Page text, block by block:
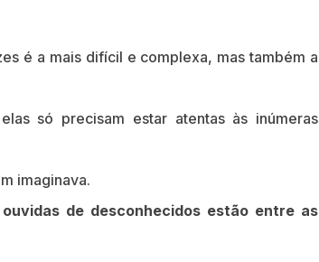
é a mais difícil e complexa, mas também a
só precisam estar atentas às inúmeras
imaginava.
de desconhecidos estão entre as